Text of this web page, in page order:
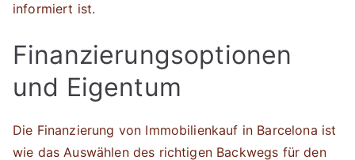
informiert ist.
Finanzierungsoptionen
und Eigentum
Die Finanzierung von Immobilienkauf in Barcelona ist
wie das Auswählen des richtigen Backwegs für den